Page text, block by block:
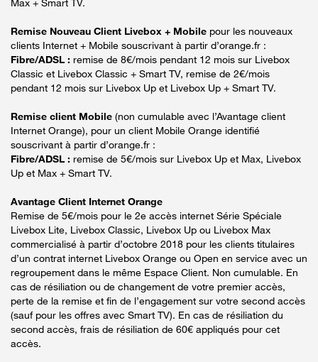
Remise Nouveau Client Livebox + Mobile pour les nouveaux
clients Internet + Mobile souscrivant à partir d’orange.fr :
Fibre/ADSL : remise de 8€/mois pendant 12 mois sur Livebox
Classic et Livebox Classic + Smart TV, remise de 2€/mois
pendant 12 mois sur Livebox Up et Livebox Up + Smart TV.
Remise client Mobile (non cumulable avec l’Avantage client
Internet Orange), pour un client Mobile Orange identifié
souscrivant à partir d’orange.fr :
Fibre/ADSL : remise de 5€/mois sur Livebox Up et Max, Livebox
Up et Max + Smart TV.
Avantage Client Internet Orange
Remise de 5€/mois pour le 2e accès internet Série Spéciale
Livebox Lite, Livebox Classic, Livebox Up ou Livebox Max
commercialisé à partir d’octobre 2018 pour les clients titulaires
d’un contrat internet Livebox Orange ou Open en service avec un
regroupement dans le même Espace Client. Non cumulable. En
cas de résiliation ou de changement de votre premier accès,
perte de la remise et fin de l’engagement sur votre second accès
(sauf pour les offres avec Smart TV). En cas de résiliation du
second accès, frais de résiliation de 60€ appliqués pour cet
accès.